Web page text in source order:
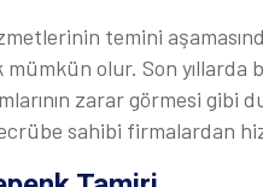
temini
olur. Son
zarar görmesi gibi
sahibi firmalardan